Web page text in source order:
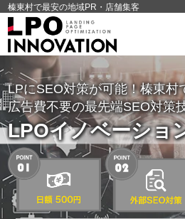
榛東村で最安の地域PR・店舗集客
LPにSEO対策が可能！榛東村
広告費不要の最先端SEO対策
LPOイノベーショ